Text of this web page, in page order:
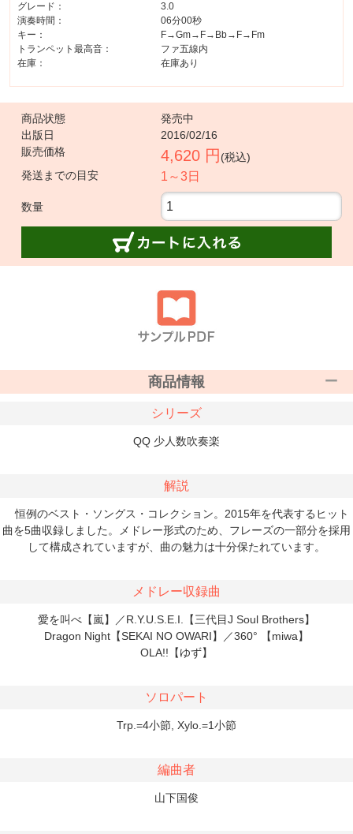
グレード：
3.0
演奏時間：
06分00秒
キー：
F→Gm→F→Bb→F→Fm
トランペット最高音：
ファ五線内
在庫：
在庫あり
商品状態
発売中
出版日
2016/02/16
販売価格
4,620 円 (税込)
発送までの目安
1～3日
数量
商品情報
シリーズ
QQ 少人数吹奏楽
解説
恒例のベスト・ソングス・コレクション。2015年を代表するヒット
曲を5曲収録しました。メドレー形式のため、フレーズの一部分を採用
して構成されていますが、曲の魅力は十分保たれています。
メドレー収録曲
愛を叫べ【嵐】／R.Y.U.S.E.I.【三代目J Soul Brothers】
Dragon Night【SEKAI NO OWARI】／360° 【miwa】
OLA!!【ゆず】
ソロパート
Trp.=4小節, Xylo.=1小節
編曲者
山下国俊